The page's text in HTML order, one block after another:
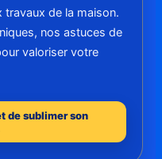
travaux de la maison.
nos astuces de
valoriser votre
de sublimer son